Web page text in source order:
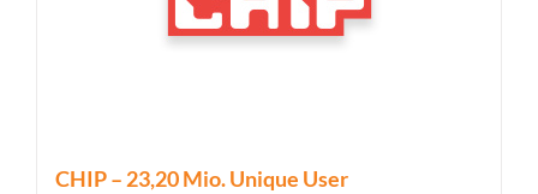
CHIP – 23,20 Mio. Unique User